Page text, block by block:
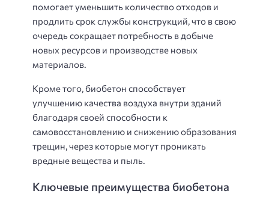
помогает уменьшить количество отходов и
продлить срок службы конструкций, что в свою
очередь сокращает потребность в добыче
новых ресурсов и производстве новых
материалов.
Кроме того, биобетон способствует
улучшению качества воздуха внутри зданий
благодаря своей способности к
самовосстановлению и снижению образования
трещин, через которые могут проникать
вредные вещества и пыль.
Ключевые преимущества биобетона